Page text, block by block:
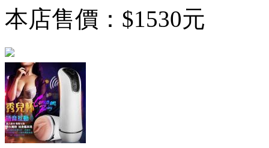
本店售價： $1530元